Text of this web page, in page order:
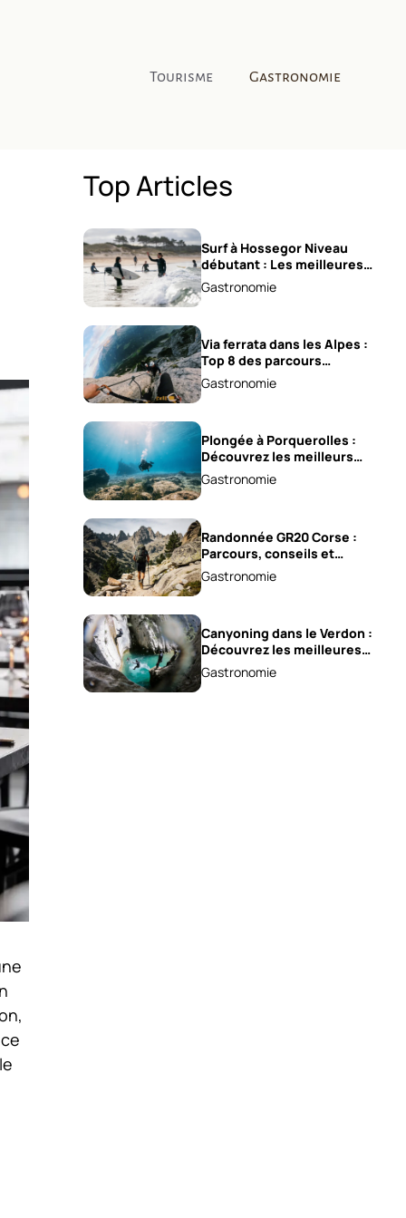
Tourisme Gastronomie
Top Articles
Surf à Hossegor Niveau
débutant : Les meilleures
écoles !
Gastronomie
Via ferrata dans les Alpes :
Top 8 des parcours
sensationnels !
Gastronomie
Plongée à Porquerolles :
Découvrez les meilleurs
spots !
Gastronomie
Randonnée GR20 Corse :
Parcours, conseils et
astuces !
Gastronomie
Canyoning dans le Verdon :
Découvrez les meilleures
excursions !
Gastronomie